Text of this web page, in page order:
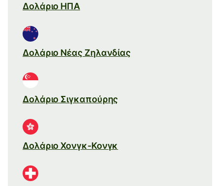
Δολάριο ΗΠΑ
Δολάριο Νέας Ζηλανδίας
Δολάριο Σιγκαπούρης
Δολάριο Χονγκ-Κονγκ